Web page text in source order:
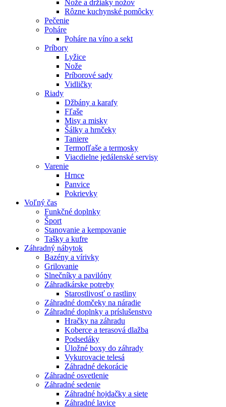
Nože a držiaky nožov
Rôzne kuchynské pomôcky
Pečenie
Poháre
Poháre na víno a sekt
Príbory
Lyžice
Nože
Príborové sady
Vidličky
Riady
Džbány a karafy
Fľaše
Misy a misky
Šálky a hrnčeky
Taniere
Termofľaše a termosky
Viacdielne jedálenské servisy
Varenie
Hrnce
Panvice
Pokrievky
Voľný čas
Funkčné doplnky
Šport
Stanovanie a kempovanie
Tašky a kufre
Záhradný nábytok
Bazény a vírivky
Grilovanie
Slnečníky a pavilóny
Záhradkárske potreby
Starostlivosť o rastliny
Záhradné domčeky na náradie
Záhradné doplnky a príslušenstvo
Hračky na záhradu
Koberce a terasová dlažba
Podsedáky
Úložné boxy do záhrady
Vykurovacie telesá
Záhradné dekorácie
Záhradné osvetlenie
Záhradné sedenie
Záhradné hojdačky a siete
Záhradné lavice